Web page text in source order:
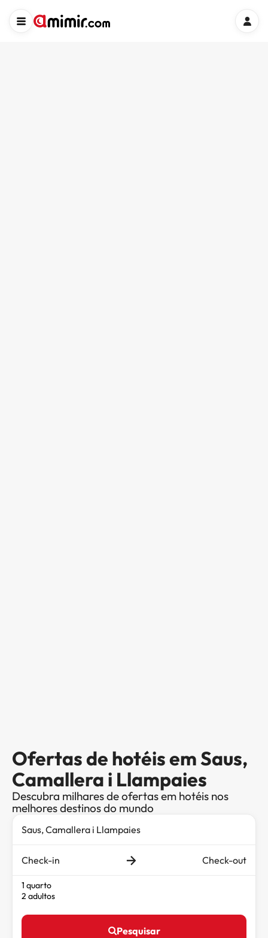
Ofertas de hotéis em Saus,
Camallera i Llampaies
Descubra milhares de ofertas em hotéis nos
melhores destinos do mundo
Check-in Check-out
1 quarto
2 adultos
Pesquisar